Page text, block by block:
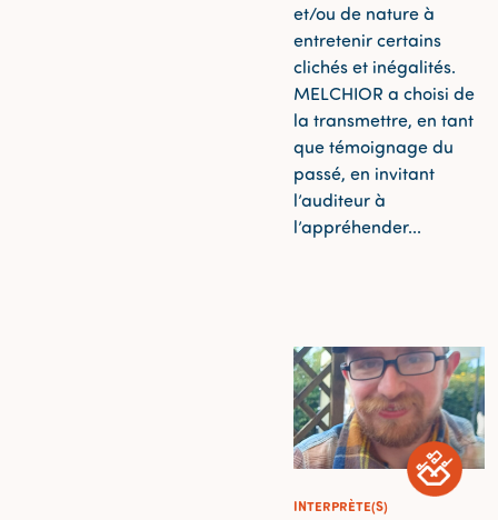
et/ou de nature à
entretenir certains
clichés et inégalités.
MELCHIOR a choisi de
la transmettre, en tant
que témoignage du
passé, en invitant
l’auditeur à
l’appréhender...
INTERPRÈTE(S)